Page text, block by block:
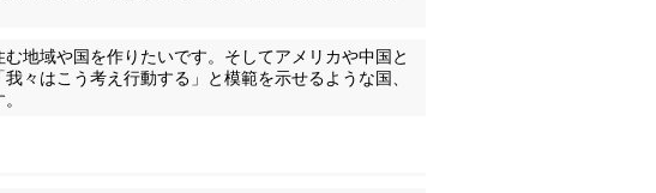
地域や国を作りたいです。そしてアメリカや中国と
々はこう考え行動する」と模範を示せるような国、